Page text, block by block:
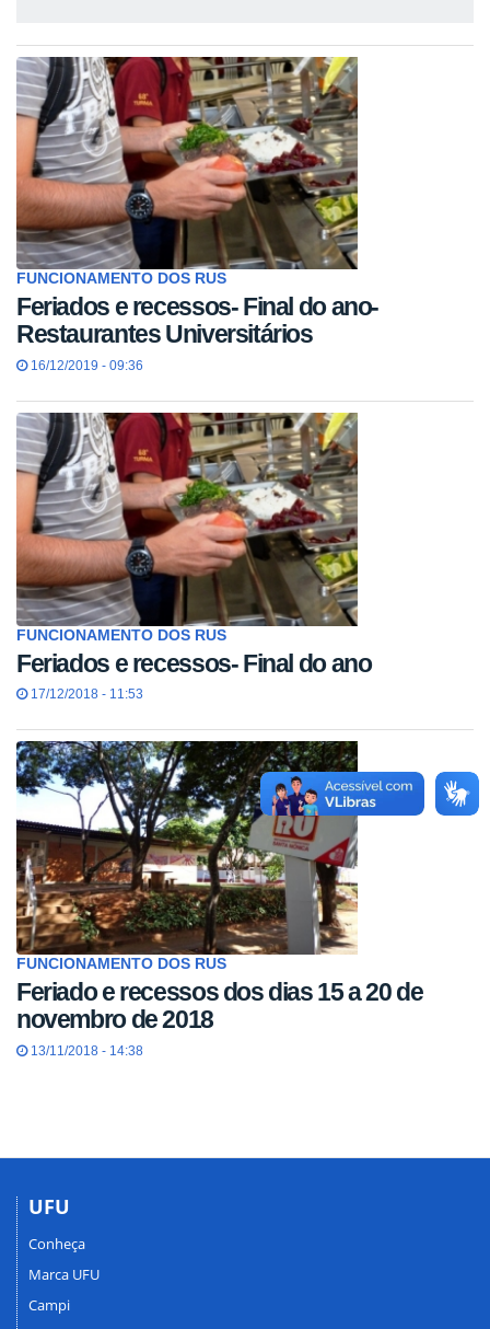
FUNCIONAMENTO DOS RUS
Feriados e recessos- Final do ano-
Restaurantes Universitários
16/12/2019 - 09:36
FUNCIONAMENTO DOS RUS
Feriados e recessos- Final do ano
17/12/2018 - 11:53
FUNCIONAMENTO DOS RUS
Feriado e recessos dos dias 15 a 20 de
novembro de 2018
13/11/2018 - 14:38
UFU
Conheça
Marca UFU
Campi